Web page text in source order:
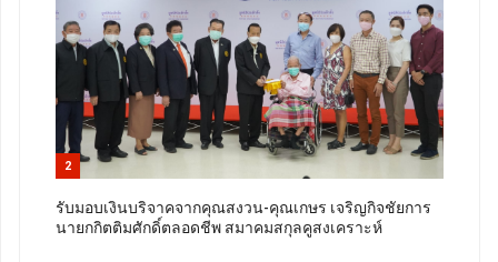
2
รับมอบเงินบริจาคจากคุณสงวน-คุณเกษร เจริญกิจชัยการ
นายกกิตติมศักดิ์ตลอดชีพ สมาคมสกุลคูสงเคราะห์